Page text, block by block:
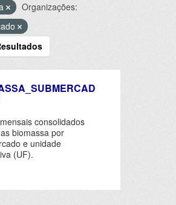
Organizações:
consolidados
biomassa por
e unidade
(UF).